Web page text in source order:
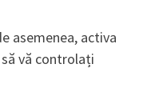
asemenea, activa
vă controlați